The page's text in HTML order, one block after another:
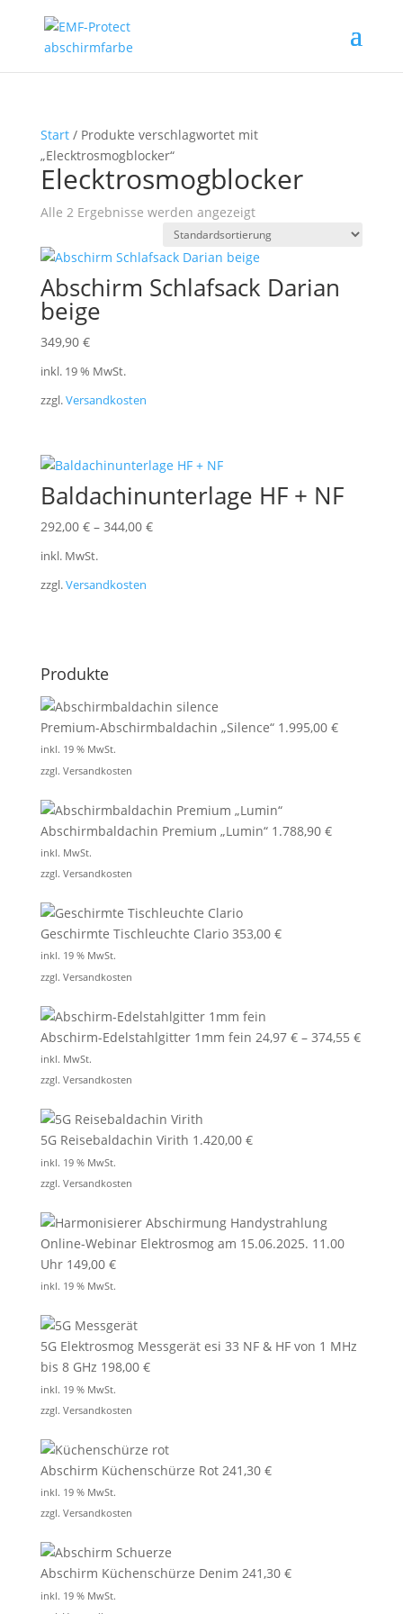
Start/ Produkte verschlagwortet mit
„Elecktrosmogblocker“
Elecktrosmogblocker
Alle 2 Ergebnisse werden angezeigt
Abschirm Schlafsack Darian
beige
349,90 €
inkl. 19 % MwSt.
zzgl.Versandkosten
Baldachinunterlage HF + NF
292,00 €– 344,00 €
inkl. MwSt.
zzgl.Versandkosten
Produkte
Premium-Abschirmbaldachin „Silence“ 1.995,00 €
inkl. 19 % MwSt.
zzgl. Versandkosten
Abschirmbaldachin Premium „Lumin“ 1.788,90 €
inkl. MwSt.
zzgl. Versandkosten
Geschirmte Tischleuchte Clario 353,00 €
inkl. 19 % MwSt.
zzgl. Versandkosten
Abschirm-Edelstahlgitter 1mm fein 24,97 €– 374,55 €
inkl. MwSt.
zzgl. Versandkosten
5G Reisebaldachin Virith 1.420,00 €
inkl. 19 % MwSt.
zzgl. Versandkosten
Online-Webinar Elektrosmog am 15.06.2025. 11.00
Uhr 149,00 €
inkl. 19 % MwSt.
5G Elektrosmog Messgerät esi 33 NF & HF von 1 MHz
bis 8 GHz 198,00 €
inkl. 19 % MwSt.
zzgl. Versandkosten
Abschirm Küchenschürze Rot 241,30 €
inkl. 19 % MwSt.
zzgl. Versandkosten
Abschirm Küchenschürze Denim 241,30 €
inkl. 19 % MwSt.